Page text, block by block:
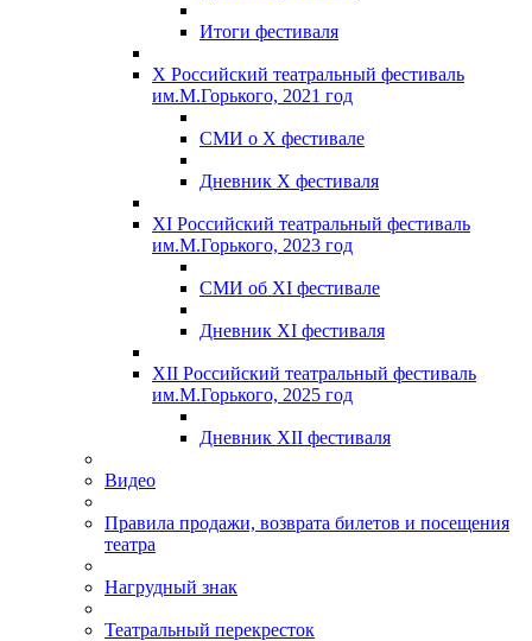
Итоги фестиваля
X Российский театральный фестиваль
им.М.Горького, 2021 год
СМИ о X фестивале
Дневник X фестиваля
XI Российский театральный фестиваль
им.М.Горького, 2023 год
СМИ об XI фестивале
Дневник XI фестиваля
XII Российский театральный фестиваль
им.М.Горького, 2025 год
Дневник XII фестиваля
Видео
Правила продажи, возврата билетов и посещения
театра
Нагрудный знак
Театральный перекресток